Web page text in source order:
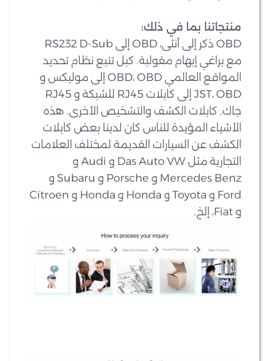
منتجاتنا بما في ذلك:
OBD ذكر إلى أنثى، OBD إلى RS232 D-Sub
مع براغي إبهام مقولبة. كبل تتبع نظام تحديد
المواقع العالمي OBD، OBD إلى موليكس و
JST، OBD إلى كابلات RJ45 للشبكة و RJ45
جاك. كابلات الكشف والتشخيص الأخرى. هذه
الأشياء المؤيدة للناس كان لدينا بعض كابلات
الكشف عن السيارات القديمة لمختلف العلامات
التجارية مثل Das Auto VW و Audi و
Mercedes Benz و Porsche و Subaru و
Ford و Toyota و Honda و Honda و Citroen
و Fiat، إلخ.